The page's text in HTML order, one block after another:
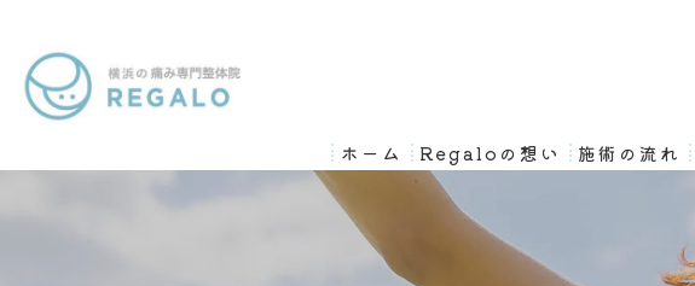
ホーム Regaloの想い 施術の流れ